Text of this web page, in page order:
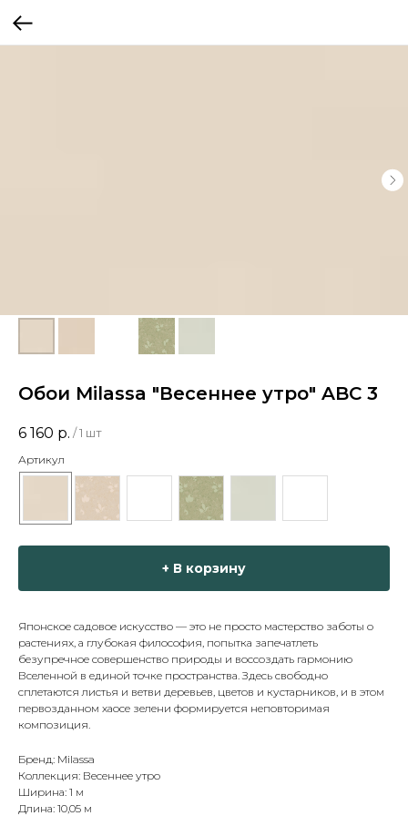
Обои Milassa "Весеннее утро" ABC 3
6 160 р. / 1 шт
Артикул
+ В корзину
Японское садовое искусство — это не просто мастерство заботы о
растениях, а глубокая философия, попытка запечатлеть
безупречное совершенство природы и воссоздать гармонию
Вселенной в единой точке пространства. Здесь свободно
сплетаются листья и ветви деревьев, цветов и кустарников, и в этом
первозданном хаосе зелени формируется неповторимая
композиция.
Бренд: Milassa
Коллекция: Весеннее утро
Ширина: 1 м
Длина: 10,05 м